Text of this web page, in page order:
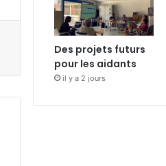
Des projets futurs
pour les aidants
il y a 2 jours